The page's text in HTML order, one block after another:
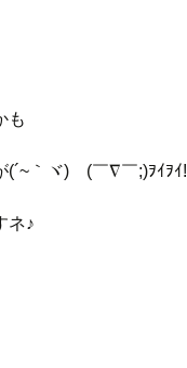
も
｀ヾ)ゞ(￣∇￣;)ｦｲｦｲ!
ネ♪